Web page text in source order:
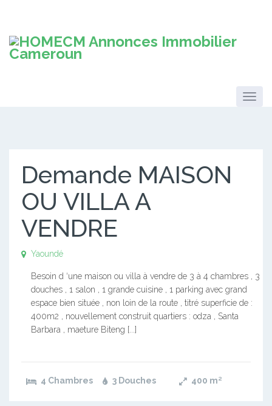
Demande MAISON
OU VILLA A
VENDRE
Yaoundé
Besoin d ‘une maison ou villa à vendre de 3 à 4 chambres , 3
douches , 1 salon , 1 grande cuisine , 1 parking avec grand
espace bien située , non loin de la route , titré superficie de :
400m2 , nouvellement construit quartiers : odza , Santa
Barbara , maeture Biteng [...]
4 Chambres 3 Douches 400 m²